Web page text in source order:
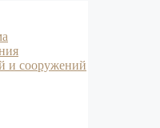
и сооружений